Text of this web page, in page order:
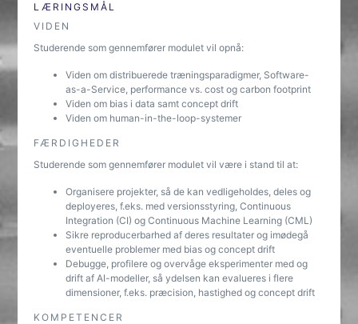
LÆRINGSMÅL
VIDEN
Studerende som gennemfører modulet vil opnå:
Viden om distribuerede træningsparadigmer, Software-
as-a-Service, performance vs. cost og carbon footprint
Viden om bias i data samt concept drift
Viden om human-in-the-loop-systemer
FÆRDIGHEDER
Studerende som gennemfører modulet vil være i stand til at:
Organisere projekter, så de kan vedligeholdes, deles og
deployeres, f.eks. med versionsstyring, Continuous
Integration (CI) og Continuous Machine Learning (CML)
Sikre reproducerbarhed af deres resultater og imødegå
eventuelle problemer med bias og concept drift
Debugge, profilere og overvåge eksperimenter med og
drift af AI-modeller, så ydelsen kan evalueres i flere
dimensioner, f.eks. præcision, hastighed og concept drift
KOMPETENCER